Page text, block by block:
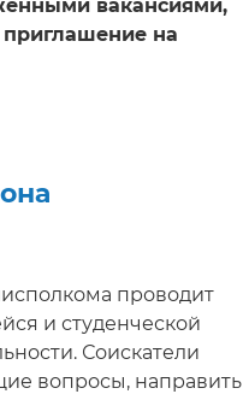
вакансиями,
приглашение на
проводит
и студенческой
Соискатели
вопросы, направить